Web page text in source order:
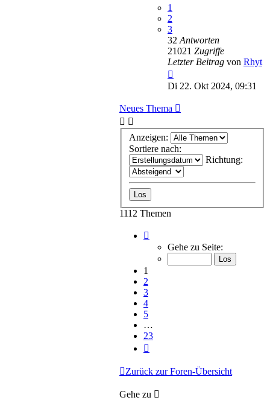
1
2
3
32 Antworten
21021 Zugriffe
Letzter Beitrag von Rhyt
Di 22. Okt 2024, 09:31
Neues Thema
Anzeigen:
Sortiere nach:
Richtung:
1112 Themen
von
Gehe zu Seite:
1
2
3
4
5
…
23
Zurück zur Foren-Übersicht
Gehe zu